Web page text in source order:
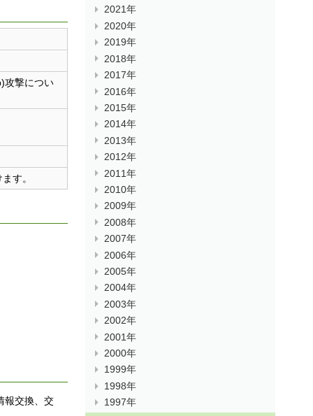
攻撃につい
す。
報交換、交
2021年
2020年
2019年
2018年
2017年
2016年
2015年
2014年
2013年
2012年
2011年
2010年
2009年
2008年
2007年
2006年
2005年
2004年
2003年
2002年
2001年
2000年
1999年
1998年
1997年